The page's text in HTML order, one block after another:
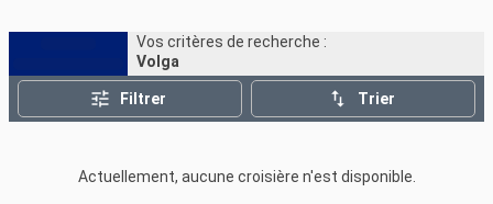
Isaac, une des plus imposantes au Monde. Durant
votre escale de
d'Hiver, ancien lieu de résidence d'Alexandre I
renferme le Théâtre de l'Ermitage, l'un des plus grands
Vos critères de recherche :
Volga
Filtrer Trier
Actuellement, aucune croisière n'est disponible.